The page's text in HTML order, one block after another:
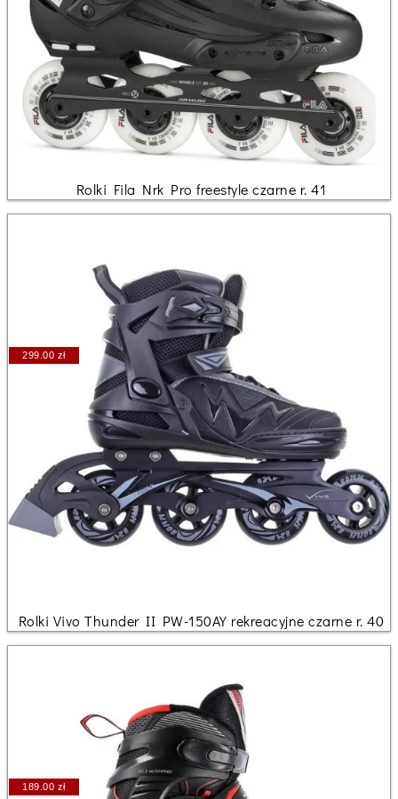
Rolki Fila Nrk Pro freestyle czarne r. 41
299.00 zł
Rolki Vivo Thunder II PW-150AY rekreacyjne czarne r. 40
189.00 zł